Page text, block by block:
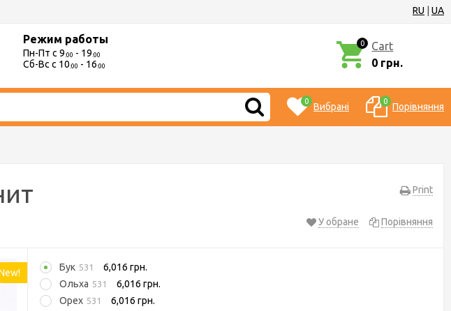
RU UA
Режим работы
Пн-Пт с 9:00 - 19:00
Сб-Вс с 10:00 - 16:00
0
Cart
0 грн.
0 Вибрані 0 Порівняння
Print
У обране Порівняння
Бук 531
6,016 грн.
Ольха 531
6,016 грн.
Орех 531
6,016 грн.